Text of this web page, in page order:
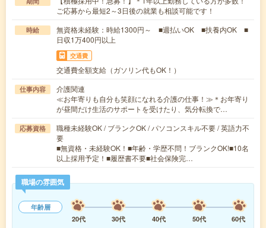
ご応募から最短2～3日後の就業も相談可能です！
時給
無資格未経験：時給1300円～ ■週払いOK ■扶養内OK ■
日収1万400円以上
交通費
交通費全額支給（ガソリン代もOK！）
仕事内容
介護関連
≪お年寄りも自分も笑顔になれる介護の仕事！≫＊お年寄り
が昼間だけ生活のサポートを受けたり、気分転換で…
応募資格
職種未経験OK / ブランクOK / パソコンスキル不要 / 英語力不
要
■無資格・未経験OK！■年齢・学歴不問！ブランクOK!■10名
以上採用予定！■履歴書不要■社会保険完…
職場の雰囲気
年齢層
20代
30代 40代 50代
60代